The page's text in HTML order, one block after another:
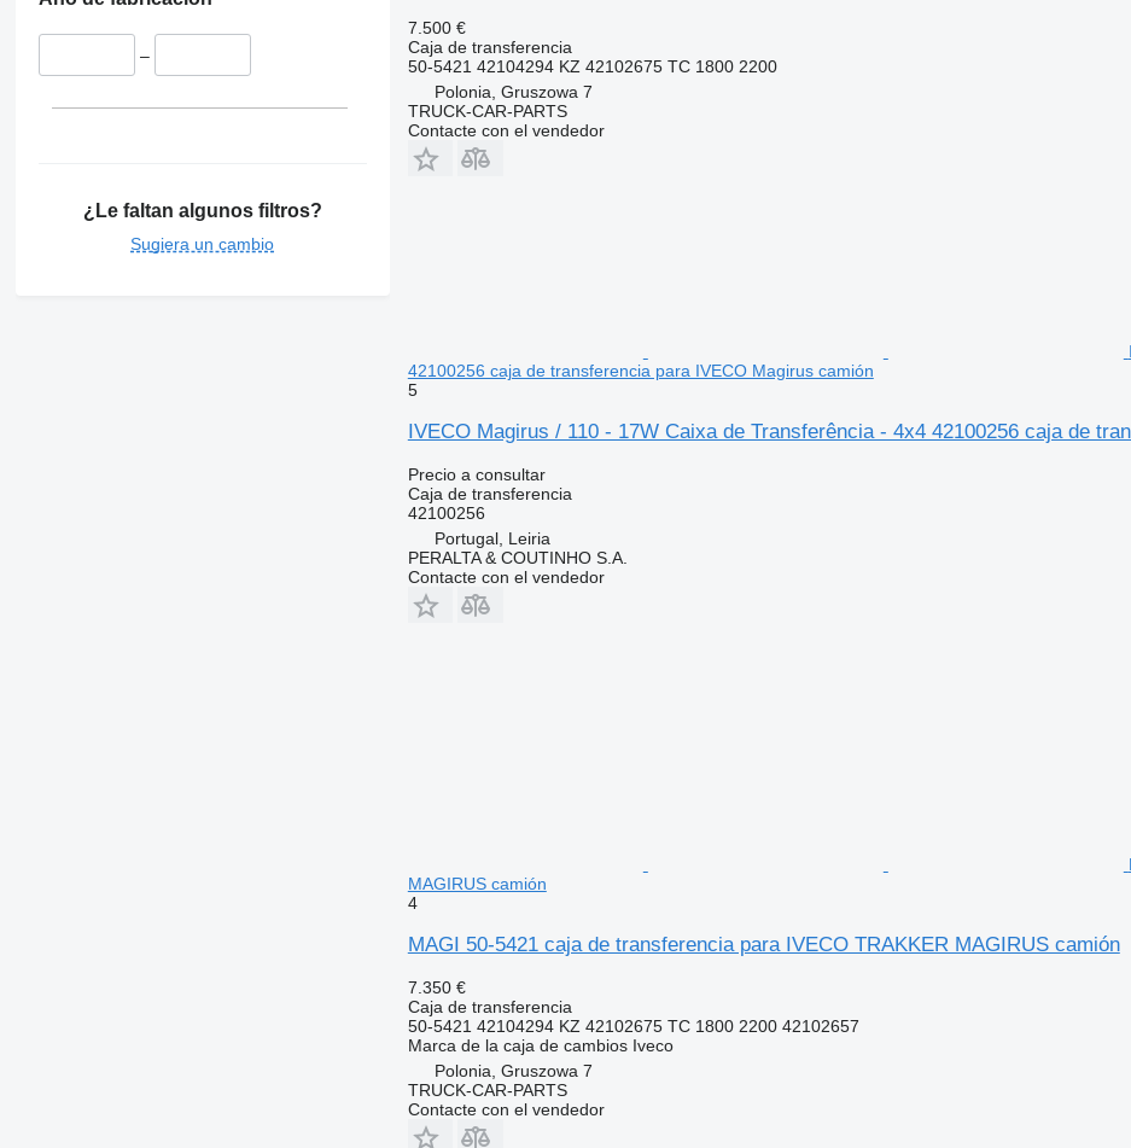
–
¿Le faltan algunos filtros?
Sugiera un cambio
7.500 €
Caja de transferencia
50-5421 42104294 KZ 42102675 TC 1800 2200
Polonia, Gruszowa 7
TRUCK-CAR-PARTS
Contacte con el vendedor
42100256 caja de transferencia para IVECO Magirus camión
5
IVECO Magirus / 110 - 17W Caixa de Transferência - 4x4 42100256 caja de
Precio a consultar
Caja de transferencia
42100256
Portugal, Leiria
PERALTA & COUTINHO S.A.
Contacte con el vendedor
MAGIRUS camión
4
MAGI 50-5421 caja de transferencia para IVECO TRAKKER MAGIRUS camión
7.350 €
Caja de transferencia
50-5421 42104294 KZ 42102675 TC 1800 2200 42102657
Marca de la caja de cambios Iveco
Polonia, Gruszowa 7
TRUCK-CAR-PARTS
Contacte con el vendedor